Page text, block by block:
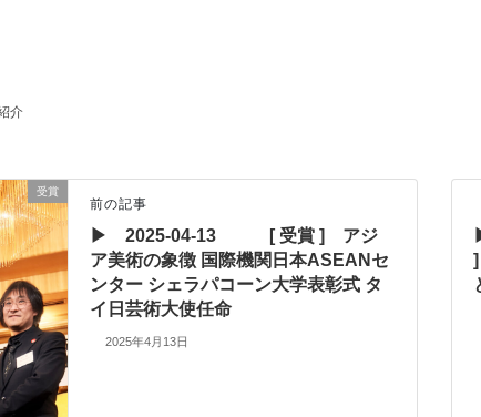
介
受賞
前の記事
▶ 2025-04-13 [ 受賞 ] アジ
ア美術の象徴 国際機関日本ASEANセ
ンター シェラパコーン大学表彰式 タ
イ日芸術大使任命
2025年4月13日